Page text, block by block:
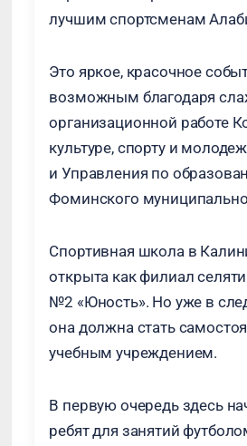
лучшим спортсменам
Это яркое, красочное
возможным благодаря
организационной работе
культуре, спорту и
и Управления по
Фоминского
Спортивная школа в
открыта как филиал
№2 «Юность». Но уже в
она должна стать
учебным учреждением.
В первую очередь здесь
ребят для занятий